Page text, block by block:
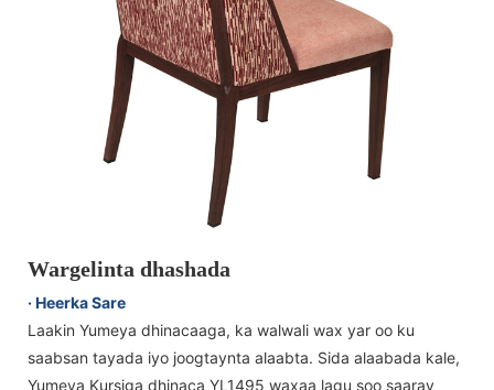
Wargelinta dhashada
· Heerka Sare
Laakin Yumeya dhinacaaga, ka walwali wax yar oo ku
saabsan tayada iyo joogtaynta alaabta. Sida alaabada kale,
Yumeya Kursiga dhinaca YL1495 waxaa lagu soo saaray